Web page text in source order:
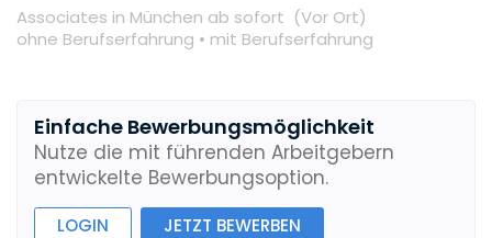
Associates in München ab sofort (Vor Ort)
ohne Berufserfahrung • mit Berufserfahrung
Einfache Bewerbungsmöglichkeit
Nutze die mit führenden Arbeitgebern
entwickelte Bewerbungsoption.
LOGIN JETZT BEWERBEN